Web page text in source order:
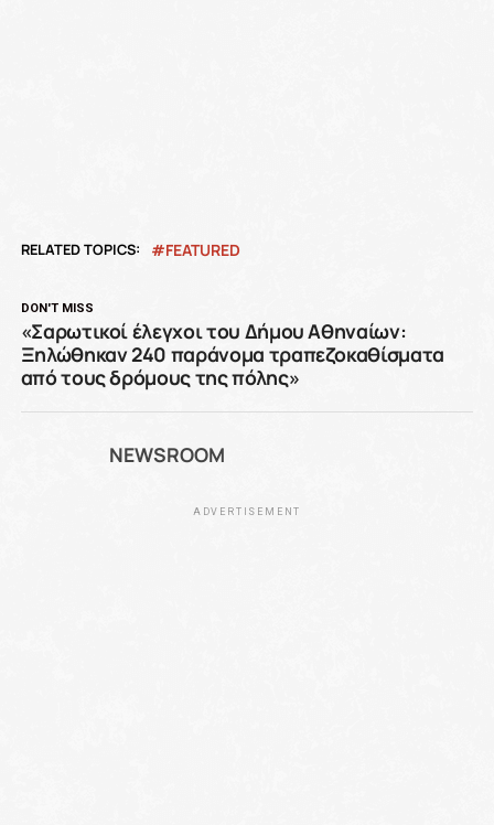
RELATED TOPICS: FEATURED
DON'T MISS
«Σαρωτικοί έλεγχοι του Δήμου Αθηναίων:
Ξηλώθηκαν 240 παράνομα τραπεζοκαθίσματα
από τους δρόμους της πόλης»
NEWSROOM
ADVERTISEMENT